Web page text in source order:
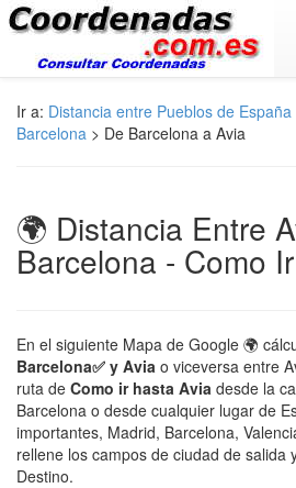
Ir a: Distancia entre Pueblos de España
Barcelona > De Barcelona a Avia
🌍 Distancia Entre
Barcelona - Como
En el siguiente Mapa de Google 🌍
Barcelona✅ y Avia o viceversa entre
ruta de Como ir hasta Avia desde la
Barcelona o desde cualquier lugar de
importantes, Madrid, Barcelona,
rellene los campos de ciudad de salida
Destino.